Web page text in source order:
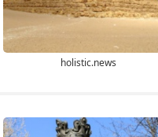
holistic.news